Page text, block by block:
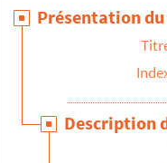
Monuments et
Communisme
Arts
Présentation
Description